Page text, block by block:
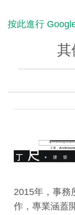
按此進行
其
2015年，事務
作，專業涵蓋